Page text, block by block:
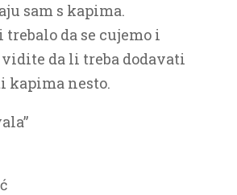
sam s kapima.
trebalo da se cujemo i
da li treba dodavati
nesto.